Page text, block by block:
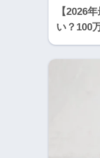
【2026
い？100